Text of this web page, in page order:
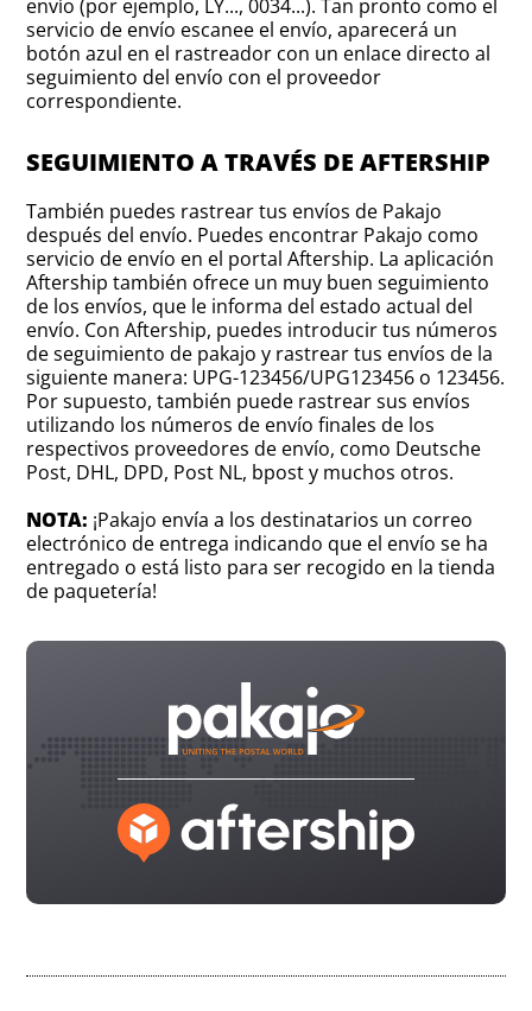
envío (por ejemplo, LY..., 0034...). Tan pronto como el
servicio de envío escanee el envío, aparecerá un
botón azul en el rastreador con un enlace directo al
seguimiento del envío con el proveedor
correspondiente.
SEGUIMIENTO A TRAVÉS DE AFTERSHIP
También puedes rastrear tus envíos de Pakajo
después del envío. Puedes encontrar Pakajo como
servicio de envío en el portal Aftership. La aplicación
Aftership también ofrece un muy buen seguimiento
de los envíos, que le informa del estado actual del
envío. Con Aftership, puedes introducir tus números
de seguimiento de pakajo y rastrear tus envíos de la
siguiente manera: UPG-123456/UPG123456 o 123456.
Por supuesto, también puede rastrear sus envíos
utilizando los números de envío finales de los
respectivos proveedores de envío, como Deutsche
Post, DHL, DPD, Post NL, bpost y muchos otros.
NOTA: ¡Pakajo envía a los destinatarios un correo
electrónico de entrega indicando que el envío se ha
entregado o está listo para ser recogido en la tienda
de paquetería!